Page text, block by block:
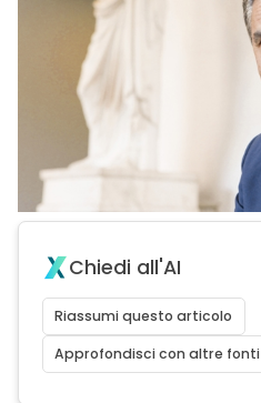
Chiedi all'AI
Riassumi questo articolo
Approfondisci con altre fonti